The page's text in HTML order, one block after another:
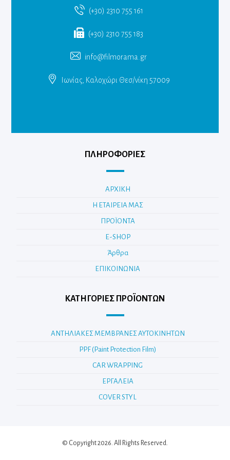
(+30) 2310 755 161
(+30) 2310 755 183
info@filmorama.gr
Ιωνίας, Καλοχώρι Θεσ/νίκη 57009
ΠΛΗΡΟΦΟΡΙΕΣ
ΑΡΧΙΚΗ
Η ΕΤΑΙΡΕΙΑ ΜΑΣ
ΠΡΟΪΟΝΤΑ
E-SHOP
Άρθρα
ΕΠΙΚΟΙΝΩΝΙΑ
ΚΑΤΗΓΟΡΊΕΣ ΠΡΟΪΌΝΤΩΝ
ΑΝΤΗΛΙΑΚΕΣ ΜΕΜΒΡΑΝΕΣ ΑΥΤΟΚΙΝΗΤΩΝ
PPF (Paint Protection Film)
CAR WRAPPING
ΕΡΓΑΛΕΙΑ
COVER STYL
© Copyright 2026. All Rights Reserved.